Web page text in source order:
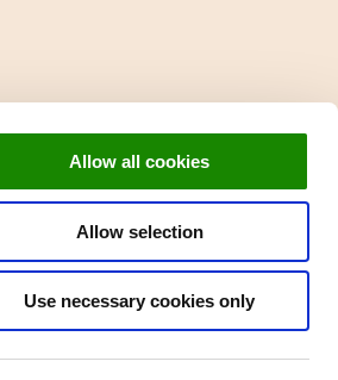
Allow all cookies
Allow selection
Use necessary cookies only